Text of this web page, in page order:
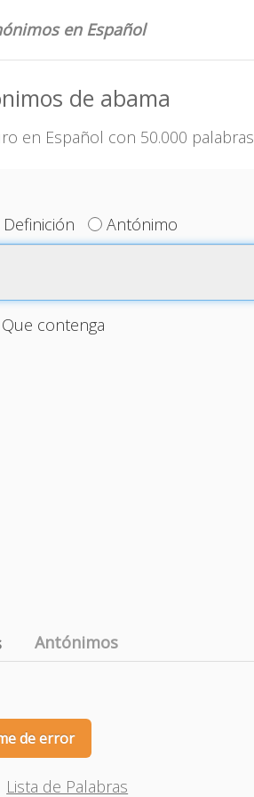
en Español
de abama
en Español con 50.000 palabras
Definición Antónimo
Que contenga
Antónimos
de error
Lista de Palabras